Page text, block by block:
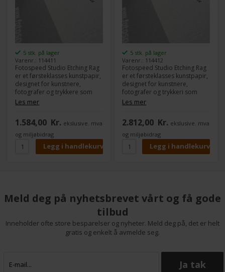
5 stk. på lager
Varenr.: 114411
Fotospeed Studio Etching Rag
er et førsteklasses kunstpapir,
designet for kunstnere,
fotografer og trykkere som
ønsker eksepsjonell
detaljgrad og dybde i sine
kornete overflate, fremhever
papiret vakkert både farge- og
svart/hvitt-bilder, og tilfører en
diskré tekstur som
komplementerer kunstneriske
Les mer
1.584,00 Kr. ekslusive. mva
og miljøbidrag
5 stk. på lager
Varenr.: 114412
Fotospeed Studio Etching Rag
er et førsteklasses kunstpapir,
designet for kunstnere,
fotografer og trykkeri som
ønsker eksepsjonell
detaljgrad og dybde i sine
kornete overflate, fremhever
papiret både farge- og
sort/hvitt-bilder på en vakker
måte og tilfører en diskret
tekstur som komplementerer
Les mer
2.812,00 Kr. ekslusive. mva
og miljøbidrag
Meld deg på nyhetsbrevet vårt og få gode
tilbud
Inneholder ofte store besparelser og nyheter. Meld deg på, det er helt
gratis og enkelt å avmelde seg.